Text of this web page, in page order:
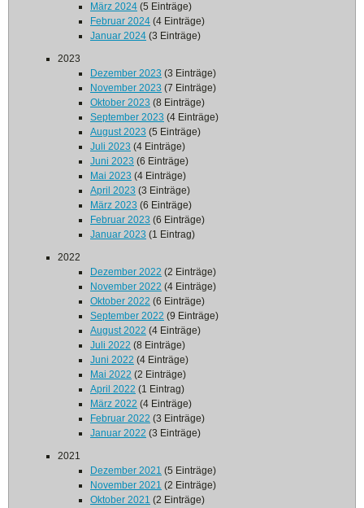
März 2024 (5 Einträge)
Februar 2024 (4 Einträge)
Januar 2024 (3 Einträge)
2023
Dezember 2023 (3 Einträge)
November 2023 (7 Einträge)
Oktober 2023 (8 Einträge)
September 2023 (4 Einträge)
August 2023 (5 Einträge)
Juli 2023 (4 Einträge)
Juni 2023 (6 Einträge)
Mai 2023 (4 Einträge)
April 2023 (3 Einträge)
März 2023 (6 Einträge)
Februar 2023 (6 Einträge)
Januar 2023 (1 Eintrag)
2022
Dezember 2022 (2 Einträge)
November 2022 (4 Einträge)
Oktober 2022 (6 Einträge)
September 2022 (9 Einträge)
August 2022 (4 Einträge)
Juli 2022 (8 Einträge)
Juni 2022 (4 Einträge)
Mai 2022 (2 Einträge)
April 2022 (1 Eintrag)
März 2022 (4 Einträge)
Februar 2022 (3 Einträge)
Januar 2022 (3 Einträge)
2021
Dezember 2021 (5 Einträge)
November 2021 (2 Einträge)
Oktober 2021 (2 Einträge)